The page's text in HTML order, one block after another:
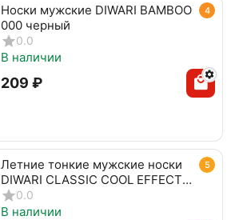
4
Носки мужские DIWARI BAMBOO
000 черный
0.0
В наличии
‍209‍ ₽
5
Летние тонкие мужские носки
DIWARI CLASSIC COOL EFFECT
010 черный
0.0
В наличии